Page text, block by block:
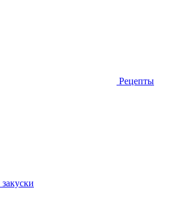
Рецепты